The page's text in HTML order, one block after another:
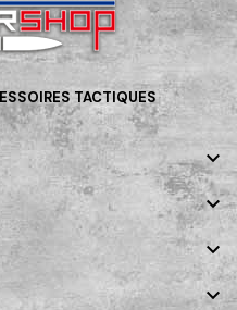
TACTIQUES



